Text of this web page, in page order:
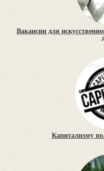
Вакансии для
Капитализму